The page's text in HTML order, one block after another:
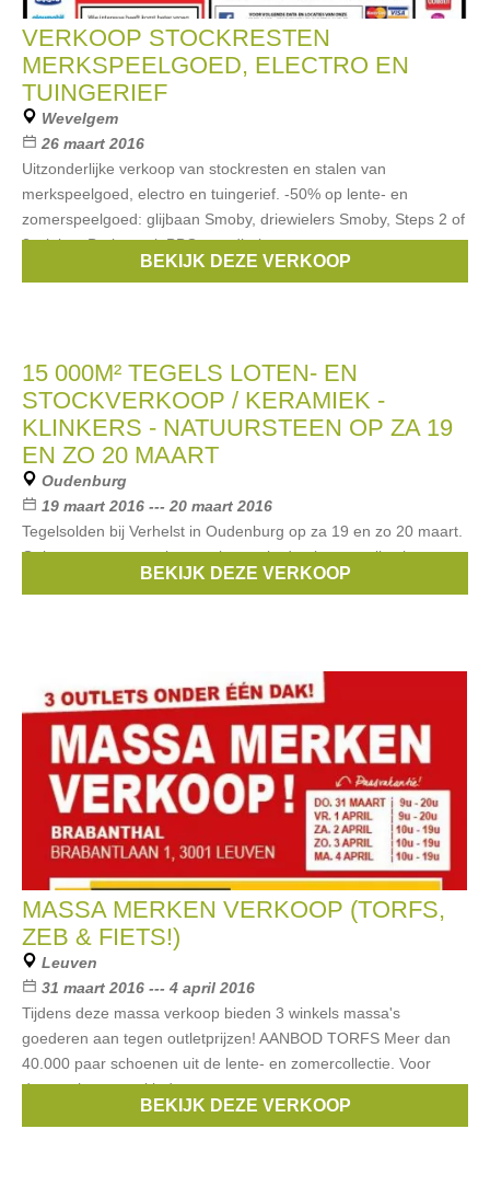
VERKOOP STOCKRESTEN
MERKSPEELGOED, ELECTRO EN
TUINGERIEF
Wevelgem
26 maart 2016
Uitzonderlijke verkoop van stockresten en stalen van
merkspeelgoed, electro en tuingerief. -50% op lente- en
zomerspeelgoed: glijbaan Smoby, driewielers Smoby, Steps 2 of
3 wielen, Barbecook BBQ, zandbak
Goliath,disney,Philips,lenco,lego
BEKIJK DEZE VERKOOP
15 000M² TEGELS LOTEN- EN
STOCKVERKOOP / KERAMIEK -
KLINKERS - NATUURSTEEN OP ZA 19
EN ZO 20 MAART
Oudenburg
19 maart 2016 --- 20 maart 2016
Tegelsolden bij Verhelst in Oudenburg op za 19 en zo 20 maart.
Ook pre-summer acties op vloeren in de nieuwe collecties van
de showroom. Ook demo's na-isolatie op zaterdag 19 maart.
BEKIJK DEZE VERKOOP
MASSA MERKEN VERKOOP (TORFS,
ZEB & FIETS!)
Leuven
31 maart 2016 --- 4 april 2016
Tijdens deze massa verkoop bieden 3 winkels massa's
goederen aan tegen outletprijzen! AANBOD TORFS Meer dan
40.000 paar schoenen uit de lente- en zomercollectie. Voor
dames, heren en kinderen,
,Pepe Jeans,Vero Moda,Levi's
BEKIJK DEZE VERKOOP